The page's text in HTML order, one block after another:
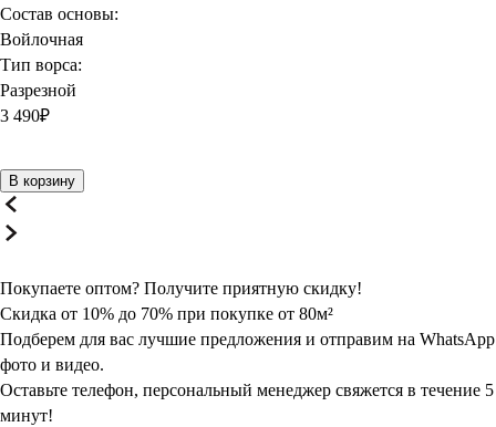
Состав основы:
Войлочная
Тип ворса:
Разрезной
3 490₽
В корзину
Покупаете оптом? Получите приятную скидку!
Скидка от 10% до 70% при покупке от 80м²
Подберем для вас лучшие предложения и отправим на WhatsApp
фото и видео.
Оставьте телефон, персональный менеджер свяжется в течение 5
минут!